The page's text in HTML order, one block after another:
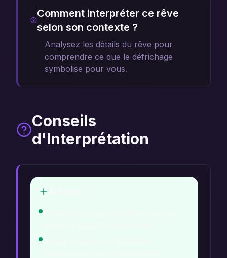
Comment interpréter ce rêve
selon son contexte ?
Analysez les détails du rêve pour
comprendre ce que le défrichage
symbolise pour vous.
Conseils
d'Interprétation